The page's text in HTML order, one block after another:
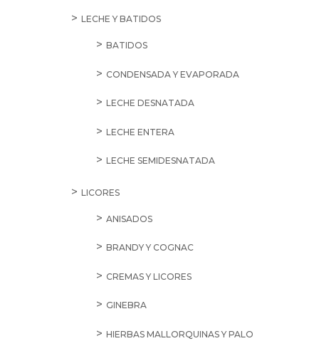
LECHE Y BATIDOS
BATIDOS
CONDENSADA Y EVAPORADA
LECHE DESNATADA
LECHE ENTERA
LECHE SEMIDESNATADA
LICORES
ANISADOS
BRANDY Y COGNAC
CREMAS Y LICORES
GINEBRA
HIERBAS MALLORQUINAS Y PALO